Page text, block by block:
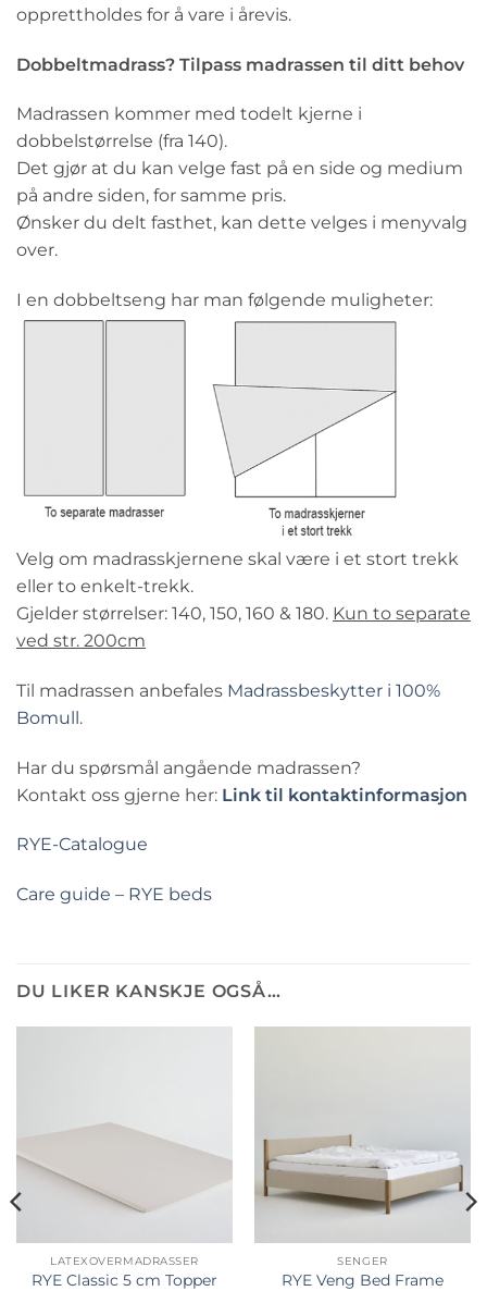
opprettholdes for å vare i årevis.
Dobbeltmadrass? Tilpass madrassen til ditt behov
Madrassen kommer med todelt kjerne i
dobbelstørrelse (fra 140).
Det gjør at du kan velge fast på en side og medium
på andre siden, for samme pris.
Ønsker du delt fasthet, kan dette velges i menyvalg
over.
I en dobbeltseng har man følgende muligheter:
Velg om madrasskjernene skal være i et stort trekk
eller to enkelt-trekk.
Gjelder størrelser: 140, 150, 160 & 180. Kun to separate
ved str. 200cm
Til madrassen anbefales Madrassbeskytter i 100%
Bomull.
Har du spørsmål angående madrassen?
Kontakt oss gjerne her: Link til kontaktinformasjon
RYE-Catalogue
Care guide – RYE beds
DU LIKER KANSKJE OGSÅ…
LATEXOVERMADRASSER
RYE Classic 5 cm Topper
SENGER
RYE Veng Bed Frame